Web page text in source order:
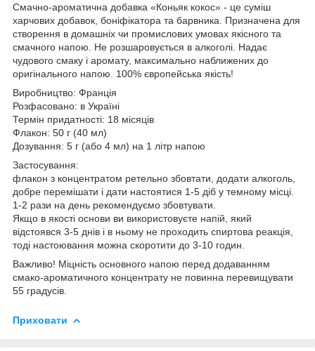
Смачно-ароматична добавка «Коньяк кокос» - це суміш
харчових добавок, боніфікатора та барвника. Призначена для
створення в домашніх чи промислових умовах якісного та
смачного напою. Не розшаровується в алкоголі. Надає
чудового смаку і аромату, максимально наближених до
оригінального напою. 100% європейська якість!
Виробництво: Франція
Розфасовано: в Україні
Термін придатності: 18 місяців
Флакон: 50 г (40 мл)
Дозування: 5 г (або 4 мл) на 1 літр напою
Застосування:
флакон з концентратом ретельно збовтати, додати алкоголь,
добре перемішати і дати настоятися 1-5 діб у темному місці.
1-2 рази на день рекомендуємо збовтувати.
Якщо в якості основи ви використовуєте напій, який
відстоявся 3-5 днів і в ньому не проходить спиртова реакція,
тоді настоювання можна скоротити до 3-10 годин.
Важливо! Міцність основного напою перед додаванням
смако-ароматичного концентрату не повинна перевищувати
55 градусів.
Приховати